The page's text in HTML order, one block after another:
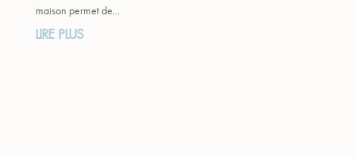
maison permet de...
LIRE PLUS